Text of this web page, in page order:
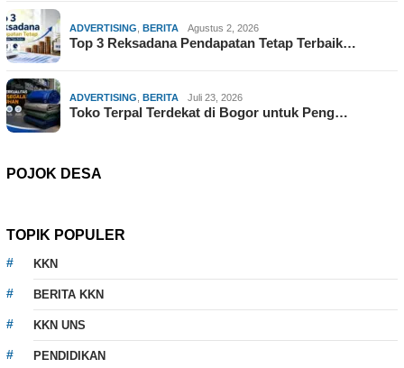
ADVERTISING BERITA Agustus 2, 2026
Top 3 Reksadana Pendapatan Tetap Terbaik…
ADVERTISING BERITA Juli 23, 2026
Toko Terpal Terdekat di Bogor untuk Peng…
POJOK DESA
TOPIK POPULER
KKN
BERITA KKN
KKN UNS
PENDIDIKAN